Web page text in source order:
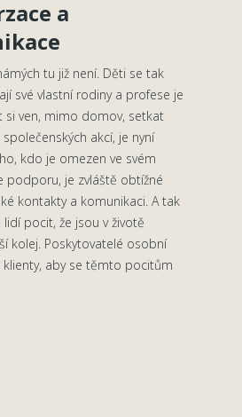
a
tu již není. Děti se tak
své vlastní rodiny a profese je
si ven, mimo domov, setkat
akcí, je nyní
kdo je omezen ve svém
podporu, je zvláště obtížné
kontakty a komunikaci. A tak
pocit, že jsou v životě
kolej. Poskytovatelé osobní
aby se těmto pocitům